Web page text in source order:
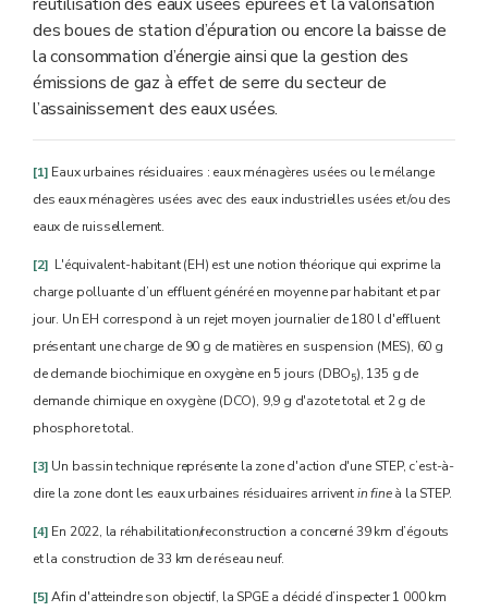
réutilisation des eaux usées épurées et la valorisation
des boues de station d’épuration ou encore la baisse de
la consommation d’énergie ainsi que la gestion des
émissions de gaz à effet de serre du secteur de
l’assainissement des eaux usées.
[1] Eaux urbaines résiduaires : eaux ménagères usées ou le mélange
des eaux ménagères usées avec des eaux industrielles usées et/ou des
eaux de ruissellement.
[2] L'équivalent-habitant (EH) est une notion théorique qui exprime la
charge polluante d’un effluent généré en moyenne par habitant et par
jour. Un EH correspond à un rejet moyen journalier de 180 l d'effluent
présentant une charge de 90 g de matières en suspension (MES), 60 g
de demande biochimique en oxygène en 5 jours (DBO5), 135 g de
demande chimique en oxygène (DCO), 9,9 g d'azote total et 2 g de
phosphore total.
[3] Un bassin technique représente la zone d'action d'une STEP, c’est-à-
dire la zone dont les eaux urbaines résiduaires arriventin fineà la STEP.
[4] En 2022, la réhabilitation/reconstruction a concerné 39 km d’égouts
et la construction de 33 km de réseau neuf.
[5]Afin d'atteindre son objectif, la SPGE a décidé d’inspecter 1 000 km